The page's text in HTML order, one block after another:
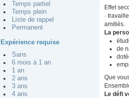
Temps partiel
Temps plein
Liste de rappel
Permanent
Expérience requise
Sans
6 mois à 1 an
1 an
2 ans
3 ans
4 ans
Effet
·
amitiés.
La
de
Que
Le défi